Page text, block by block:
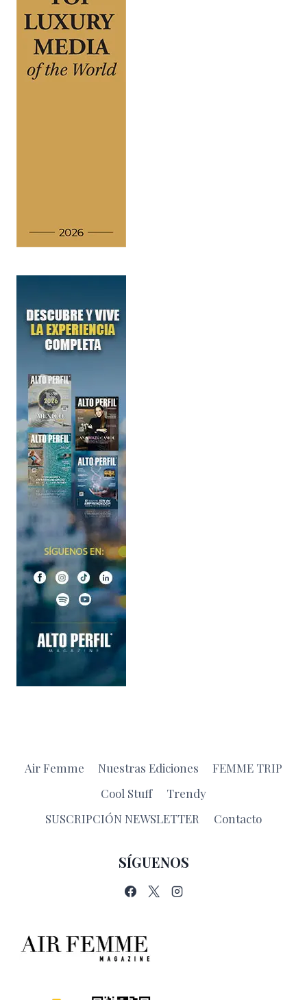
Air Femme Nuestras Ediciones
FEMME TRIP
Cool Stuff
Trendy
SUSCRIPCIÓN NEWSLETTER
Contacto
SÍGUENOS